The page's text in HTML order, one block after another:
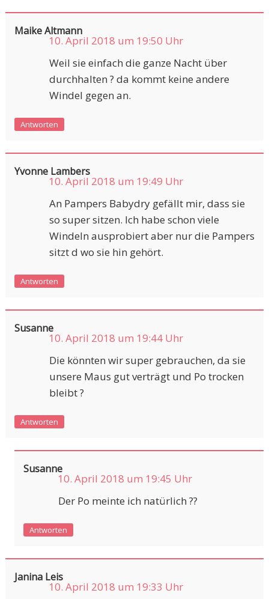
Maike Altmann
10. April 2018 um 19:50 Uhr
Weil sie einfach die ganze Nacht über
durchhalten ? da kommt keine andere
Windel gegen an.
Antworten
Yvonne Lambers
10. April 2018 um 19:49 Uhr
An Pampers Babydry gefällt mir, dass sie
so super sitzen. Ich habe schon viele
Windeln ausprobiert aber nur die Pampers
sitzt d wo sie hin gehört.
Antworten
Susanne
10. April 2018 um 19:44 Uhr
Die könnten wir super gebrauchen, da sie
unsere Maus gut verträgt und Po trocken
bleibt ?
Antworten
Susanne
10. April 2018 um 19:45 Uhr
Der Po meinte ich natürlich ??
Antworten
Janina Leis
10. April 2018 um 19:33 Uhr